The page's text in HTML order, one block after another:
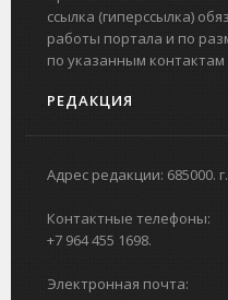
ссылка (гиперссылка)
работы портала и по
по указанным контактам
РЕДАКЦИЯ
Адрес редакции: 685000.
Контактные телефоны:
+7 964 455 1698.
Электронная почта: